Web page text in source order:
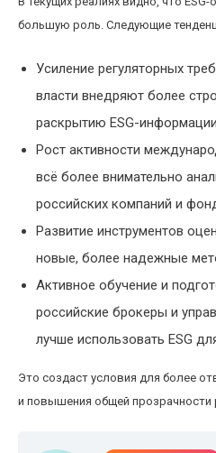
большую роль. Следующие
Усиление регуляторных
власти внедряют более
раскрытию ESG-
Рост активности
всё более внимательно
российских компаний и
Развитие инструментов
новые, более надежные
Активное обучение и
российские брокеры и
лучше использовать ESG
Это создаст условия для более
и повышения общей прозрачности